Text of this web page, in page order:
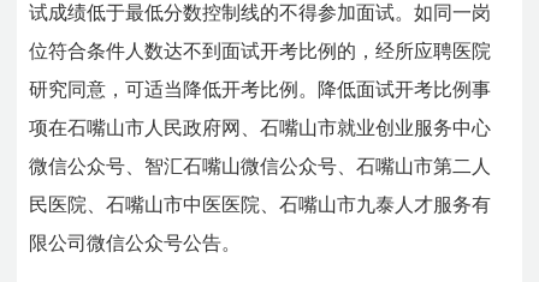
试成绩低于最低分数控制线的不得参加面试。如同一岗
位符合条件人数达不到面试开考比例的，经所应聘医院
研究同意，可适当降低开考比例。降低面试开考比例事
项在石嘴山市人民政府网、石嘴山市就业创业服务中心
微信公众号、智汇石嘴山微信公众号、石嘴山市第二人
民医院、石嘴山市中医医院、石嘴山市九泰人才服务有
限公司微信公众号公告。